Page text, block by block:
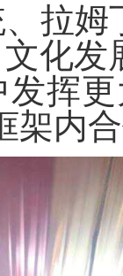
姆
化
发挥
架内